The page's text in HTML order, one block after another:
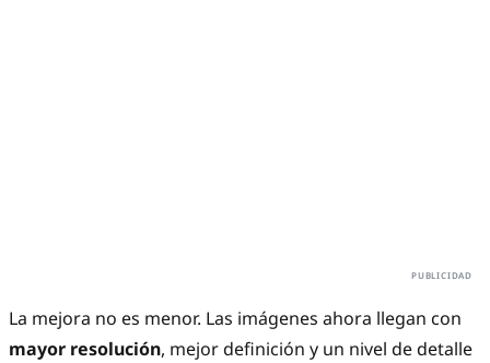
La mejora no es menor. Las imágenes ahora llegan con
mayor resolución, mejor definición y un nivel de detalle